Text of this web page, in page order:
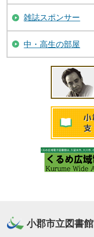
雑誌スポンサー
中・高生の部屋
小郡市立図書館